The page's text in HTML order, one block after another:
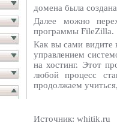
домена была
Далее можно
программы FileZilla.
Как вы сами видите
управлением
на хостинг. Этот
любой процесс
продолжаем
Источник: whitik.ru